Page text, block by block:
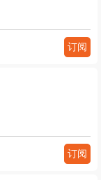
订阅
订阅